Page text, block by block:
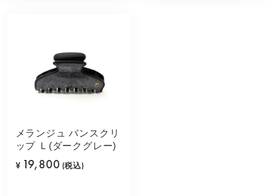
メランジュ バンスクリ
ップ Ｌ(ダークグレー)
¥ 19,800 (税込)